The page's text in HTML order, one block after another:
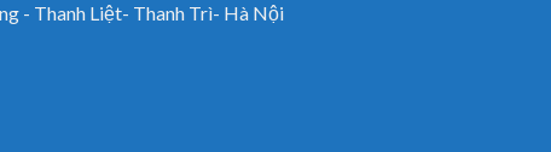
Thanh Liệt- Thanh Trì- Hà Nội